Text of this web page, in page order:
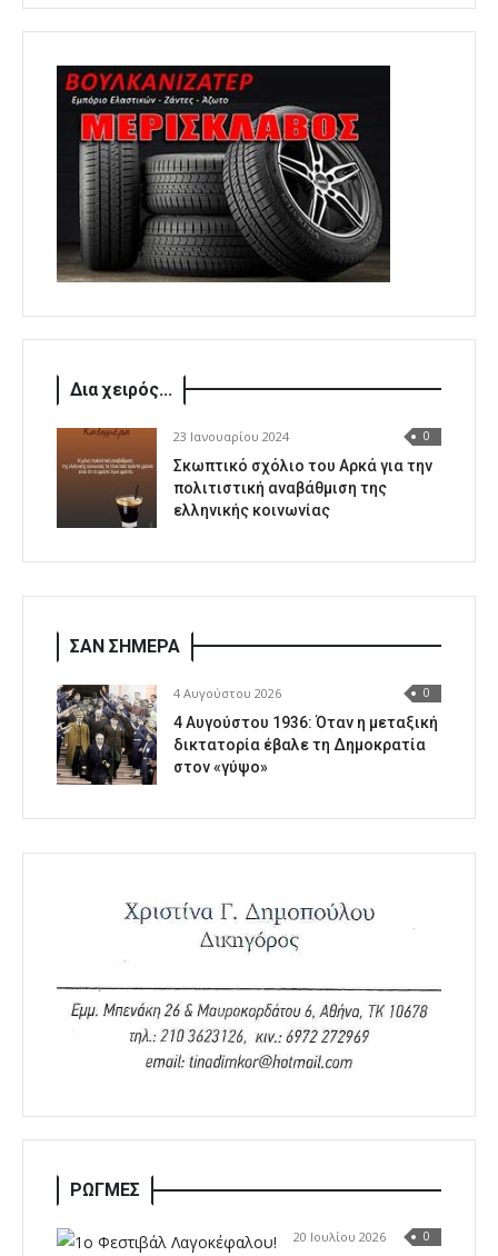
Δια χειρός...
23 Ιανουαρίου 2024 0
Σκωπτικό σχόλιο του Αρκά για την
πολιτιστική αναβάθμιση της
ελληνικής κοινωνίας
ΣΑΝ ΣΗΜΕΡΑ
4 Αυγούστου 2026 0
4 Αυγούστου 1936: Όταν η μεταξική
δικτατορία έβαλε τη Δημοκρατία
στον «γύψο»
ΡΩΓΜΕΣ
20 Ιουλίου 2026 0